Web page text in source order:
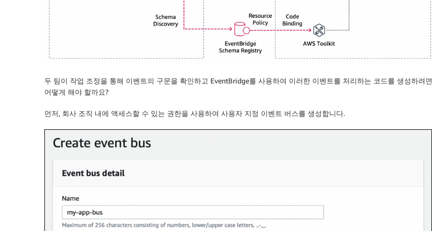
두 팀이 작업 조정을 통해 이벤트의 구문을 확인하고 EventBridge를 사용하여 이러한 이벤트를 처리하는 코드를 생성하려면
어떻게 해야 할까요?
먼저, 회사 조직 내에 액세스할 수 있는 권한을 사용하여 사용자 지정 이벤트 버스를 생성합니다.